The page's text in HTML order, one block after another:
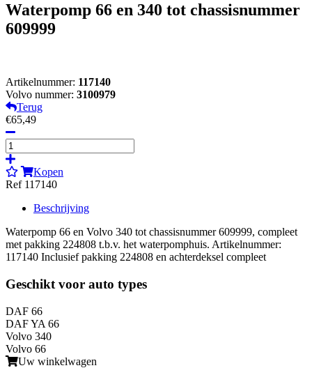
Waterpomp 66 en 340 tot chassisnummer
609999
Artikelnummer: 117140
Volvo nummer: 3100979
Terug
€65,49
Kopen
Ref 117140
Beschrijving
Waterpomp 66 en Volvo 340 tot chassisnummer 609999, compleet
met pakking 224808 t.b.v. het waterpomphuis. Artikelnummer:
117140 Inclusief pakking 224808 en achterdeksel compleet
Geschikt voor auto types
DAF 66
DAF YA 66
Volvo 340
Volvo 66
Uw winkelwagen